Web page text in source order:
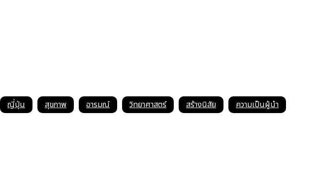
ญี่ปุ่น สุขภาพ อารมณ์ วิทยาศาสตร์ สร้างนิสัย
ความเป็นผู้นำ